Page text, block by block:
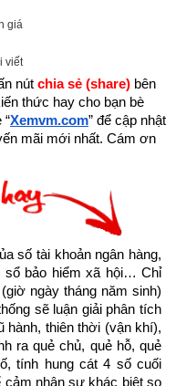
kiếp nạn này cũng bình
thời gian cuối cùng của
loại suy đồi, bại hoại
giá
viết
nút chia sẻ (share) bên
thức hay cho bạn bè
“Xemvm.com” để cập nhật
mãi mới nhất. Cám ơn
số tài khoản ngân hàng,
sổ bảo hiểm xã hội… Chỉ
ngày tháng năm sinh)
sẽ luận giải phân tích
hành, thiên thời (vận khí),
ra quẻ chủ, quẻ hỗ, quẻ
tính hung cát 4 số cuối
nhận sự khác biệt so